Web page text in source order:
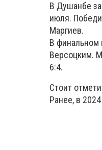
В Душанбе
июля.
Маргиев.
В финальном
Версоцким.
6:4.
Стоит
Ранее, в